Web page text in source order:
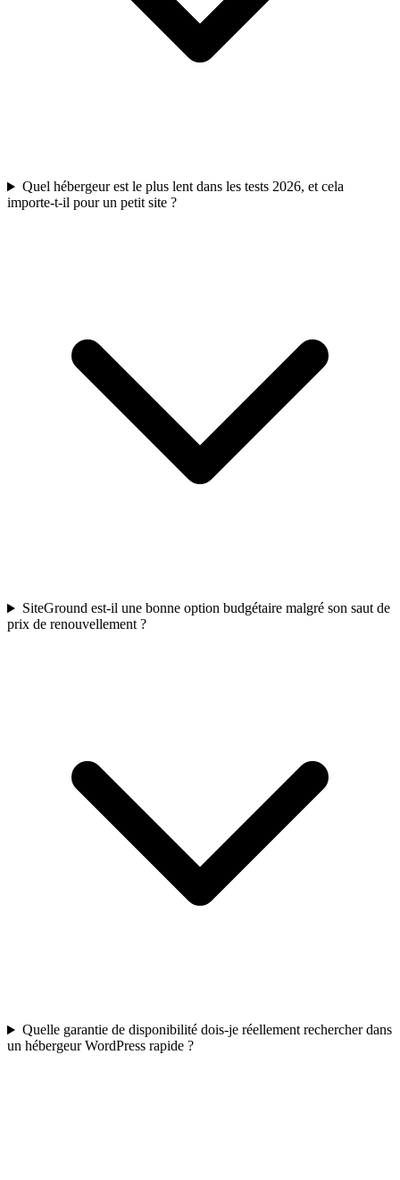
Quel hébergeur est le plus lent dans les tests 2026, et cela
importe-t-il pour un petit site ?
SiteGround est-il une bonne option budgétaire malgré son saut de
prix de renouvellement ?
Quelle garantie de disponibilité dois-je réellement rechercher dans
un hébergeur WordPress rapide ?